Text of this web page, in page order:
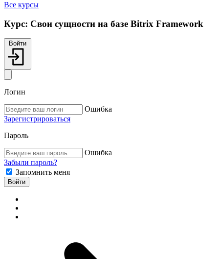
Все курсы
Курс: Свои сущности на базе Bitrix Framework
Войти
Логин
Ошибка
Зарегистрироваться
Пароль
Ошибка
Забыли пароль?
Запомнить меня
Войти